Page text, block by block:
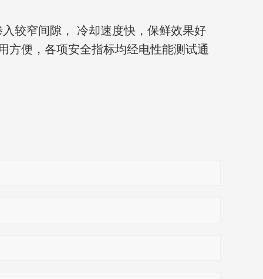
较窄间隙， 冷却速度快，保鲜效果好
方便，各项安全指标均经电性能测试通